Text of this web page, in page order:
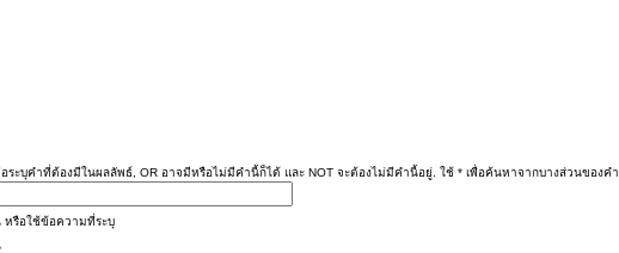
ระบุคำที่ต้องมีในผลลัพธ์, OR อาจมีหรือไม่มีคำนี้ก็ได้ และ NOT จะต้องไม่มีคำนี้อยู่. ใช้ * เพื่อค้นหาจากบางส่วนของคำ
รือใช้ข้อความที่ระบุ